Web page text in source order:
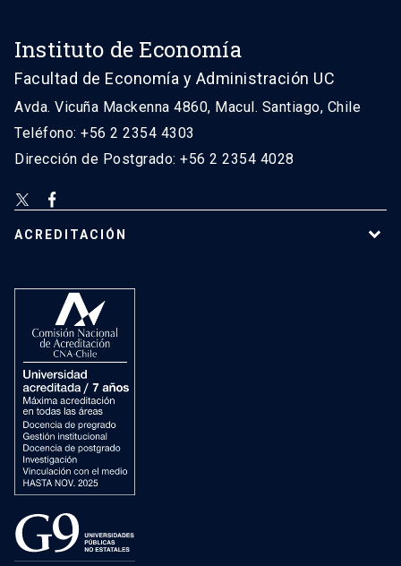
Instituto de Economía
Facultad de Economía y Administración UC
Avda. Vicuña Mackenna 4860, Macul. Santiago, Chile
Teléfono: +56 2 2354 4303
Dirección de Postgrado: +56 2 2354 4028
ACREDITACIÓN